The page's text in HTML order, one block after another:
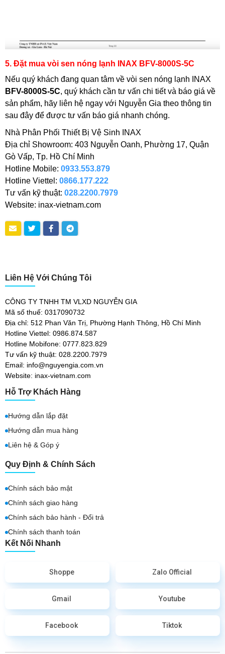
5. Đặt mua vòi sen nóng lạnh INAX BFV-8000S-5C
Nếu quý khách đang quan tâm về vòi sen nóng lạnh INAX
BFV-8000S-5C, quý khách cần tư vấn chi tiết và báo giá về
sản phẩm, hãy liên hệ ngay với Nguyễn Gia theo thông tin
sau đây để được tư vấn báo giá nhanh chóng.
Nhà Phân Phối Thiết Bị Vệ Sinh INAX
Địa chỉ Showroom: 403 Nguyễn Oanh, Phường 17, Quận
Gò Vấp, Tp. Hồ Chí Minh
Hotline Mobile: 0933.553.879
Hotline Viettel: 0866.177.222
Tư vấn kỹ thuật: 028.2200.7979
Website: inax-vietnam.com
Liên Hệ Với Chúng Tôi
CÔNG TY TNHH TM VLXD NGUYỄN GIA
Mã số thuế: 0317090732
Địa chỉ: 512 Phan Văn Trị, Phường Hạnh Thông, Hồ Chí Minh
Hotline Viettel: 0986.874.587
Hotline Mobifone: 0777.823.829
Tư vấn kỹ thuật: 028.2200.7979
Email: info@nguyengia.com.vn
Website: inax-vietnam.com
Hỗ Trợ Khách Hàng
Hướng dẫn lắp đặt
Hướng dẫn mua hàng
Liên hệ & Góp ý
Quy Định & Chính Sách
Chính sách bảo mật
Chính sách giao hàng
Chính sách bảo hành - Đổi trả
Chính sách thanh toán
Kết Nối Nhanh
Shoppe Zalo Official
Gmail Youtube
Facebook Tiktok